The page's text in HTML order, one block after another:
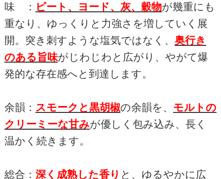
味 ： ピート、ヨード、灰、穀物が幾重にも
重なり、ゆっくりと力強さを増していく展
開。突き刺すような塩気ではなく、 奥行き
のある旨味がじわじわと広がり、やがて爆
発的な存在感へと到達します。
余韻： スモークと黒胡椒の余韻を、 モルトの
クリーミーな甘みが優しく包み込み、長く
温かく続きます。
総合： 深く成熟した香り と、ゆるやかに広